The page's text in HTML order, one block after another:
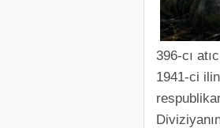
396-cı
1941-ci